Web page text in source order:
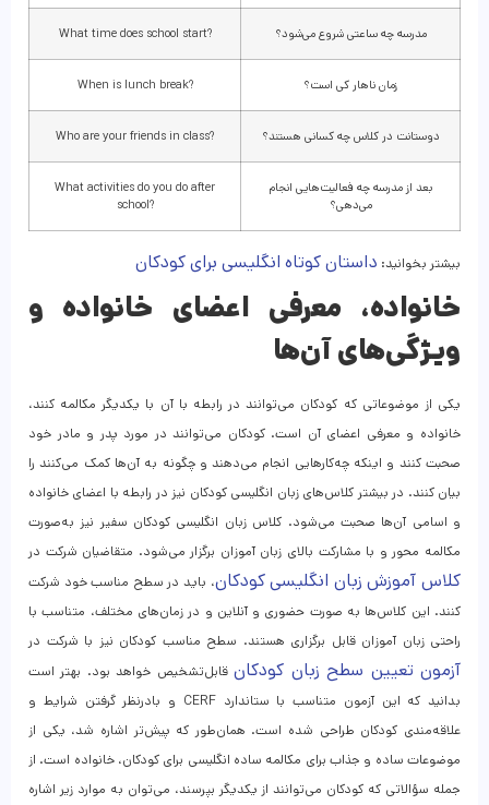
مدرسه چه ساعتی شروع می‌شود؟ What time does school start?
زمان ناهار کی است؟ When is lunch break?
دوستانت در کلاس چه کسانی هستند؟ Who are your friends in class?
بعد از مدرسه چه فعالیت‌هایی انجام
می‌دهی؟
What activities do you do after
school?
بیشتر بخوانید: داستان کوتاه انگلیسی برای کودکان
خانواده، معرفی اعضای خانواده و
ویژگی‌های آن‌ها
یکی از موضوعاتی که کودکان می‌توانند در رابطه با آن با یکدیگر مکالمه کنند،
خانواده و معرفی اعضای آن است. کودکان می‌توانند در مورد پدر و مادر خود
صحبت کنند و اینکه چه‌کارهایی انجام می‌دهند و چگونه به آن‌ها کمک می‌کنند را
بیان کنند. در بیشتر کلاس‌های زبان انگلیسی کودکان نیز در رابطه با اعضای خانواده
و اسامی آن‌ها صحبت می‌شود. کلاس زبان انگلیسی کودکان سفیر نیز به‌صورت
مکالمه محور و با مشارکت بالای زبان آموزان برگزار می‌شود. متقاضیان شرکت در
کلاس آموزش زبان انگلیسی کودکان، باید در سطح مناسب خود شرکت
کنند. این کلاس‌ها به صورت حضوری و آنلاین و در زمان‌های مختلف، متناسب با
راحتی زبان آموزان قابل برگزاری هستند. سطح مناسب کودکان نیز با شرکت در
آزمون تعیین سطح زبان کودکانقابل‌تشخیص خواهد بود. بهتر است
بدانید که این آزمون متناسب با ستاندارد CERF و بادرنظر گرفتن شرایط و
علاقه‌مندی کودکان طراحی شده است. همان‌طور که پیش‌تر اشاره شد، یکی از
موضوعات ساده و جذاب برای مکالمه ساده انگلیسی برای کودکان، خانواده است. از
جمله سؤالاتی که کودکان می‌توانند از یکدیگر بپرسند، می‌توان به موارد زیر اشاره